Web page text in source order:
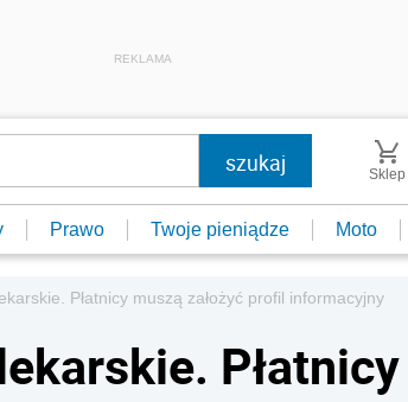
REKLAMA
Sklep
Prawo Twoje pieniądze Moto
Płatnicy muszą założyć profil informacyjny
Płatnicy